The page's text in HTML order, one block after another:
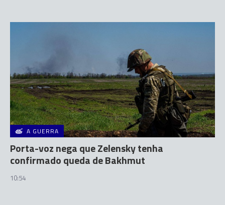
A GUERRA
Porta-voz nega que Zelensky tenha
confirmado queda de Bakhmut
10:54